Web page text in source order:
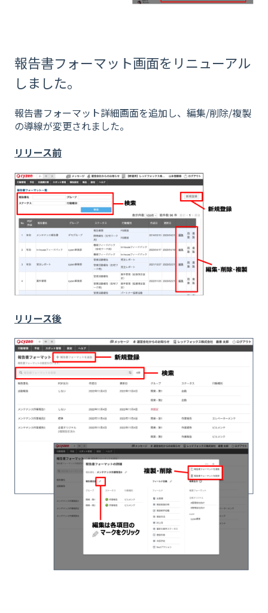
報告書フォーマット画面をリニューアル
しました。
報告書フォーマット詳細画面を追加し、編集/削除/複製
の導線が変更されました。
リリース前
リリース後